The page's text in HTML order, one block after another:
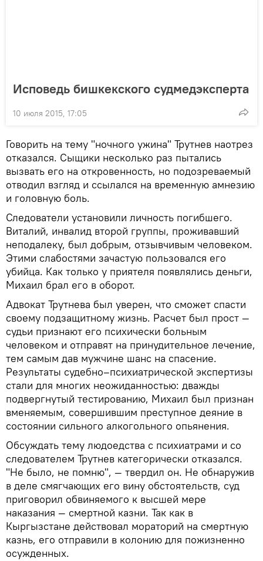
Исповедь бишкекского судмедэксперта
10 июля 2015, 17:05
Говорить на тему "ночного ужина" Трутнев наотрез
отказался. Сыщики несколько раз пытались
вызвать его на откровенность, но подозреваемый
отводил взгляд и ссылался на временную амнезию
и головную боль.
Следователи установили личность погибшего.
Виталий, инвалид второй группы, проживавший
неподалеку, был добрым, отзывчивым человеком.
Этими слабостями зачастую пользовался его
убийца. Как только у приятеля появлялись деньги,
Михаил брал его в оборот.
Адвокат Трутнева был уверен, что сможет спасти
своему подзащитному жизнь. Расчет был прост —
судьи признают его психически больным
человеком и отправят на принудительное лечение,
тем самым дав мужчине шанс на спасение.
Результаты судебно–психиатрической экспертизы
стали для многих неожиданностью: дважды
подвергнутый тестированию, Михаил был признан
вменяемым, совершившим преступное деяние в
состоянии сильного алкогольного опьянения.
Обсуждать тему людоедства с психиатрами и со
следователем Трутнев категорически отказался.
"Не было, не помню", — твердил он. Не обнаружив
в деле смягчающих его вину обстоятельств, суд
приговорил обвиняемого к высшей мере
наказания — смертной казни. Так как в
Кыргызстане действовал мораторий на смертную
казнь, его отправили в колонию для пожизненно
осужденных.